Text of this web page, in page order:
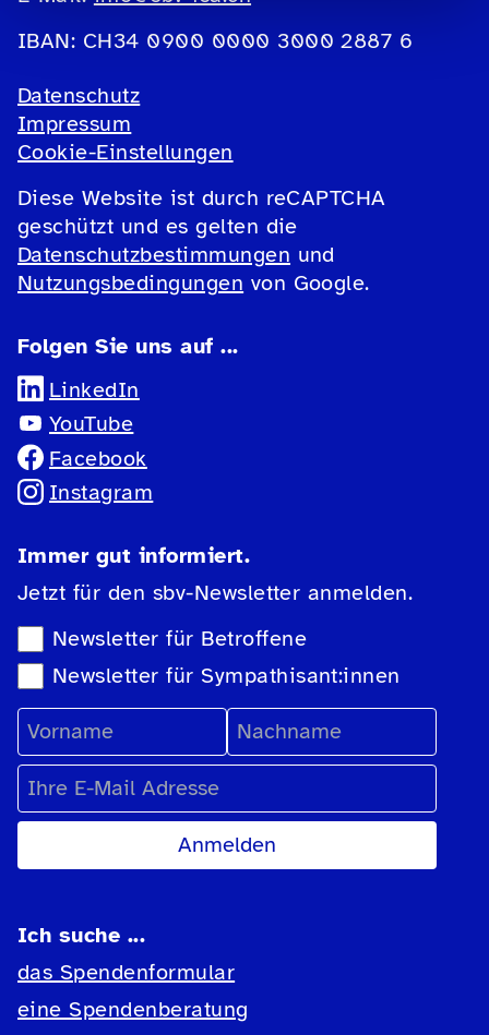
IBAN: CH34 0900 0000 3000 2887 6
Datenschutz
Impressum
Cookie-Einstellungen
Diese Website ist durch reCAPTCHA
geschützt und es gelten die
Datenschutzbestimmungen und
Nutzungsbedingungen von Google.
Folgen Sie uns auf ...
LinkedIn
YouTube
Facebook
Instagram
Immer gut informiert.
Jetzt für den sbv-Newsletter anmelden.
Newsletter-Auswahl
Newsletter für Betroffene
Newsletter für Sympathisant:innen
Vorname
Nachname
E-Mail Adresse
Ich suche ...
das Spendenformular
eine Spendenberatung